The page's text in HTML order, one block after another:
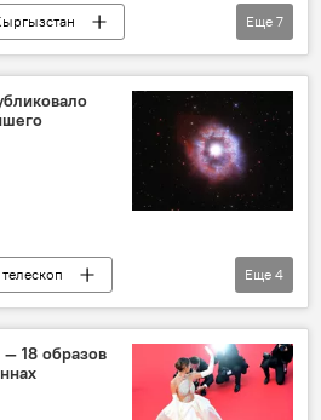
мяч
Джеймс Уэбб
Еще 7
телескоп
снимок
Еще 4
18 образов